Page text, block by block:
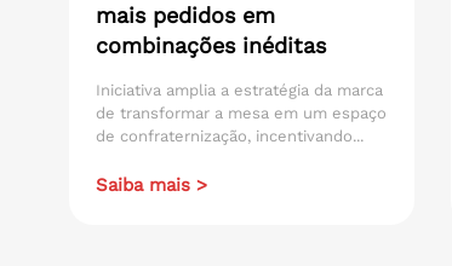
mais pedidos em
combinações inéditas
Iniciativa amplia a estratégia da marca
de transformar a mesa em um espaço
de confraternização, incentivando...
Saiba mais >